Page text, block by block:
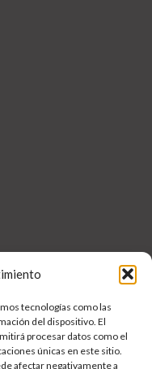
tecnologías como las
del dispositivo. El
procesar datos como el
únicas en este sitio.
afectar negativamente a